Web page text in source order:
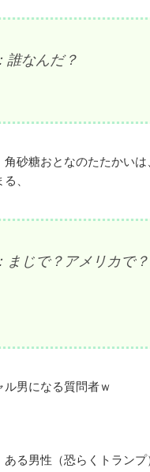
誰なんだ？
角砂糖おとなのたたかいは
、
まじで？アメリカで
ル男になる質問者ｗ
ある男性（恐らくトランプ